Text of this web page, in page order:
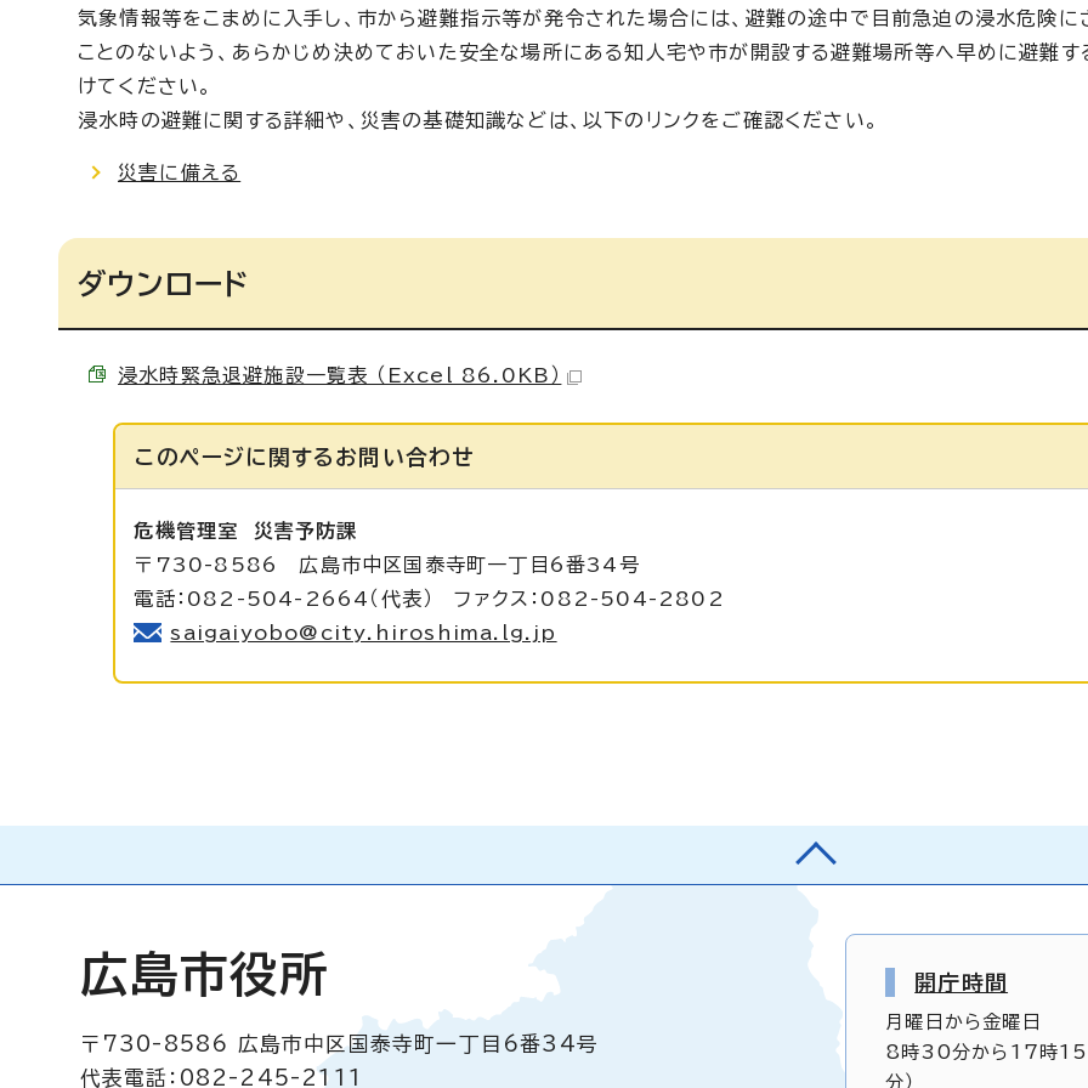
気象情報等をこまめに入手し、市から避難指示等が発令された場合には、避難の途中で目前急迫の浸水危険に
ことのないよう、あらかじめ決めておいた安全な場所にある知人宅や市が開設する避難場所等へ早めに避難す
けてください。
浸水時の避難に関する詳細や、災害の基礎知識などは、以下のリンクをご確認ください。
災害に備える
ダウンロード
浸水時緊急退避施設一覧表 （Excel 86.0KB）
このページに関する お問い合わせ
危機管理室 災害予防課
〒730-8586 広島市中区国泰寺町一丁目6番34号
電話：082-504-2664（代表） ファクス：082-504-2802
saigaiyobo@city.hiroshima.lg.jp
広島市役所
〒730-8586
広島市中区国泰寺町一丁目6番34号
代表電話：082-245-2111
開庁時間
月曜日から金曜日
8時30分から17時15
分）